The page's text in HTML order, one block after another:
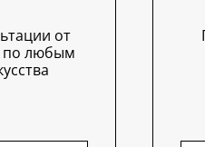
от
по любым